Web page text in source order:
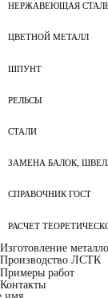
НЕРЖАВЕЮЩАЯ
ЦВЕТНОЙ МЕТАЛЛ
ШПУНТ
РЕЛЬСЫ
СТАЛИ
ЗАМЕНА БАЛОК,
СПРАВОЧНИК ГОСТ
РАСЧЕТ
Изготовление
Производство ЛСТК
Примеры работ
Контакты